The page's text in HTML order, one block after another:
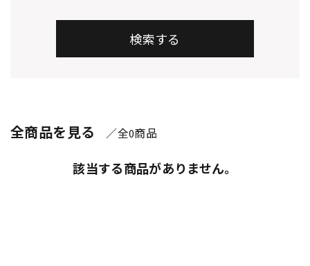
全商品を見る ／全0商品
該当する商品がありません。